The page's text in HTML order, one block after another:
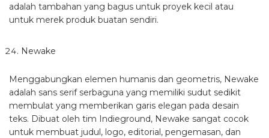
adalah tambahan yang bagus untuk proyek kecil atau
untuk merek produk buatan sendiri.
Newake
Menggabungkan elemen humanis dan geometris, Newake
adalah sans serif serbaguna yang memiliki sudut sedikit
membulat yang memberikan garis elegan pada desain
teks. Dibuat oleh tim Indieground, Newake sangat cocok
untuk membuat judul, logo, editorial, pengemasan, dan